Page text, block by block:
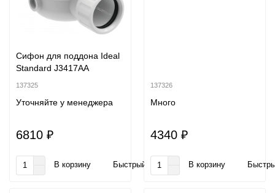
Сифон для поддона Ideal
Standard J3417AA
137325
Уточняйте у менеджера
6810 ₽
В корзину Быстрый заказ
137326
Много
4340 ₽
В корзину